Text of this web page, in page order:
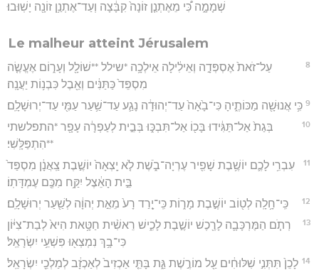
שְׁמָמָ֑ה כִּ֠י מֵאֶתְנַ֤ן זוֹנָה֙ קִבָּ֔צָה וְעַד־אֶתְנַ֥ן זוֹנָ֖ה יָשֽׁוּבוּ׃
Le malheur atteint Jérusalem
8
עַל־זֹאת֙ אֶסְפְּדָ֣ה וְאֵילִ֔ילָה אֵילְכָ֥ה *שילל **שׁוֹלָ֖ל וְעָר֑וֹם אֶעֱשֶׂ֤ה
מִסְפֵּד֙ כַּתַּנִּ֔ים וְאֵ֖בֶל כִּבְנ֥וֹת יַעֲנָֽה׃
9 כִּ֥י אֲנוּשָׁ֖ה מַכּוֹתֶ֑יהָ כִּי־בָ֙אָה֙ עַד־יְהוּדָ֔ה נָגַ֛ע עַד־שַׁ֥עַר עַמִּ֖י עַד־יְרוּשָׁלִָֽם׃
10
בְּגַת֙ אַל־תַּגִּ֔ידוּ בָּכ֖וֹ אַל־תִּבְכּ֑וּ בְּבֵ֣ית לְעַפְרָ֔ה עָפָ֖ר *התפלשתי
**הִתְפַּלָּֽשִׁי׃
11
עִבְרִ֥י לָכֶ֛ם יוֹשֶׁ֥בֶת שָׁפִ֖יר עֶרְיָה־בֹ֑שֶׁת לֹ֤א יָֽצְאָה֙ יוֹשֶׁ֣בֶת צַֽאֲנָ֔ן מִסְפַּד֙
בֵּ֣ית הָאֵ֔צֶל יִקַּ֥ח מִכֶּ֖ם עֶמְדָּתֽוֹ׃
12 כִּֽי־חָ֥לָֽה לְט֖וֹב יוֹשֶׁ֣בֶת מָר֑וֹת כִּֽי־יָ֤רַד רָע֙ מֵאֵ֣ת יְהוָ֔ה לְשַׁ֖עַר יְרוּשָׁלִָֽם׃
13
רְתֹ֧ם הַמֶּרְכָּבָ֛ה לָרֶ֖כֶשׁ יוֹשֶׁ֣בֶת לָכִ֑ישׁ רֵאשִׁ֨ית חַטָּ֥את הִיא֙ לְבַת־צִיּ֔וֹן
כִּי־בָ֥ךְ נִמְצְא֖וּ פִּשְׁעֵ֥י יִשְׂרָאֵֽל׃
14 לָכֵן֙ תִּתְּנִ֣י שִׁלּוּחִ֔ים עַ֖ל מוֹרֶ֣שֶׁת גַּ֑ת בָּתֵּ֤י אַכְזִיב֙ לְאַכְזָ֔ב לְמַלְכֵ֖י יִשְׂרָאֵֽל׃